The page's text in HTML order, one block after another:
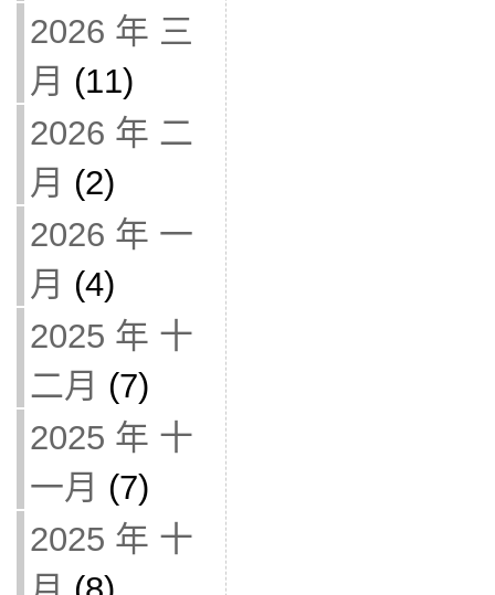
2026 年 三
月 (11)
2026 年 二
月 (2)
2026 年 一
月 (4)
2025 年 十
二月 (7)
2025 年 十
一月 (7)
2025 年 十